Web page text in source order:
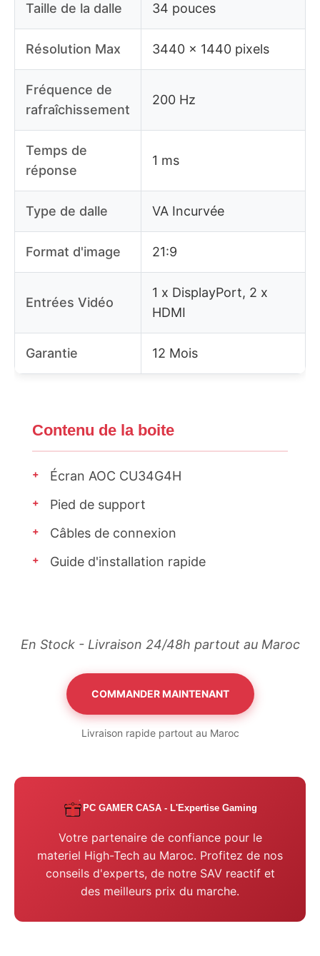
Taille de la dalle 34 pouces
Résolution Max 3440 x 1440 pixels
Fréquence de
rafraîchissement
200 Hz
Temps de
réponse
1 ms
Type de dalle VA Incurvée
Format d'image 21:9
Entrées Vidéo
1 x DisplayPort, 2 x
HDMI
Garantie 12 Mois
Contenu de la boite
+ Écran AOC CU34G4H
+ Pied de support
+ Câbles de connexion
+ Guide d'installation rapide
En Stock - Livraison 24/48h partout au Maroc
COMMANDER MAINTENANT
Livraison rapide partout au Maroc
PC GAMER CASA - L'Expertise Gaming
Votre partenaire de confiance pour le
materiel High-Tech au Maroc. Profitez de nos
conseils d'experts, de notre SAV reactif et
des meilleurs prix du marche.